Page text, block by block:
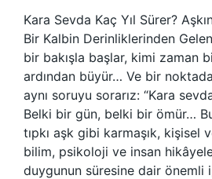
Kara Sevda Kaç Yıl Sürer?
Bir Kalbin Derinliklerinden
bir bakışla başlar, kimi zaman
ardından büyür… Ve bir
aynı soruyu sorarız: “Kara
Belki bir gün, belki bir ömür…
tıpkı aşk gibi karmaşık, kişisel
bilim, psikoloji ve insan
duygunun süresine dair önemli